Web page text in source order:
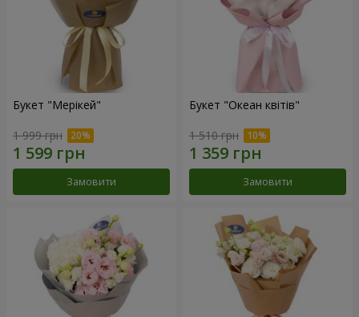
Букет "Мерікей"
1 999 грн
Замовити
Букет "Океан квітів"
1 510 грн
Замовити